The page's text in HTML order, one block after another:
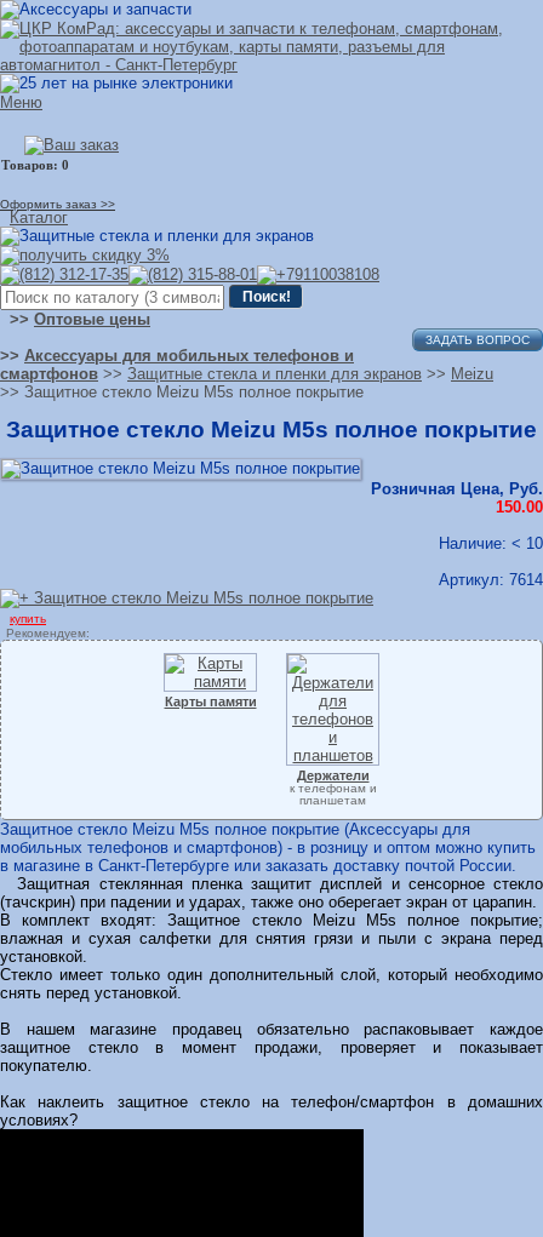
Меню
Оформить заказ >>
Каталог
>> Оптовые цены
ЗАДАТЬ ВОПРОС
>> Аксессуары для мобильных телефонов и
смартфонов >> Защитные стекла и пленки для экранов >> Meizu
>> Защитное стекло Meizu M5s полное покрытие
Защитное стекло Meizu M5s полное покрытие
Розничная Цена, Руб.
150.00
Наличие: < 10
Артикул: 7614
купить
Рекомендуем:
Карты памяти
Держатели
к телефонам и
планшетам
Защитное стекло Meizu M5s полное покрытие (Аксессуары для
мобильных телефонов и смартфонов) - в розницу и оптом можно купить
в магазине в Санкт-Петербурге или заказать доставку почтой России.
Защитная стеклянная пленка защитит дисплей и сенсорное стекло
(тачскрин) при падении и ударах, также оно оберегает экран от царапин.
В комплект входят: Защитное стекло Meizu M5s полное покрытие;
влажная и сухая салфетки для снятия грязи и пыли с экрана перед
установкой.
Стекло имеет только один дополнительный слой, который необходимо
снять перед установкой.
В нашем магазине продавец обязательно распаковывает каждое
защитное стекло в момент продажи, проверяет и показывает
покупателю.
Как наклеить защитное стекло на телефон/смартфон в домашних
условиях?